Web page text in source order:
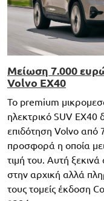
Μείωση 7.000
Volvo EX40
Το premium
ηλεκτρικό SUV EX40
επιδότηση Volvo από
προσφορά η οποία
τιμή του. Αυτή
στην αρχική αλλά
τους τομείς έκδοση